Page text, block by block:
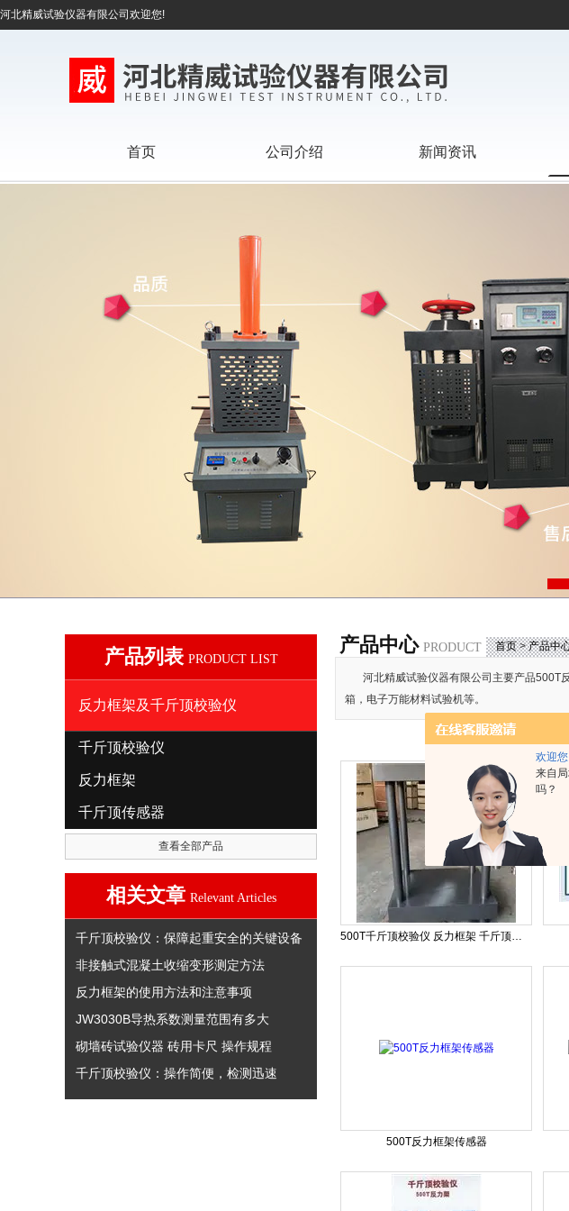
欢迎您
来自
吗？
河北精威试验仪器有限公司欢迎您!
首页 公司介绍 新闻资讯
产品列表 PRODUCT LIST
反力框架及千斤顶校验仪
千斤顶校验仪
反力框架
千斤顶传感器
查看全部产品
相关文章 Relevant Articles
千斤顶校验仪：保障起重安全的关键设备
非接触式混凝土收缩变形测定方法
反力框架的使用方法和注意事项
JW3030B导热系数测量范围有多大
砌墙砖试验仪器 砖用卡尺 操作规程
千斤顶校验仪：操作简便，检测迅速
产品中心 PRODUCT 首页>产品中
河北精威试验仪器有限公司主要产品500T
箱，电子万能材料试验机等。
500T千斤顶校验仪 反力框架 千斤顶校验装置
500T反力框架传感器